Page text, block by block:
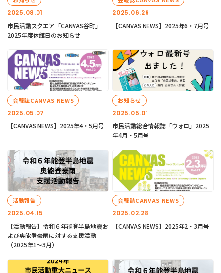
2025.08.01
市民活動スクエア「CANVAS谷町」
2025年度休館日のお知らせ
2025.06.26
【CANVAS NEWS】2025年6・7月号
2025.05.07
会報誌CANVAS NEWS
【CANVAS NEWS】2025年4・5月号
2025.05.01
お知らせ
市民活動総合情報誌「ウォロ」2025
年4月・5月号
2025.04.15
活動報告
【活動報告】令和６年能登半島地震お
よび奥能登豪雨に対する支援活動
（2025年1〜3月）
2025.02.28
会報誌CANVAS NEWS
【CANVAS NEWS】2025年2・3月号